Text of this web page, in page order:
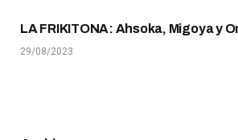
LA FRIKITONA: Ahsoka, Migoya y
29/08/2023